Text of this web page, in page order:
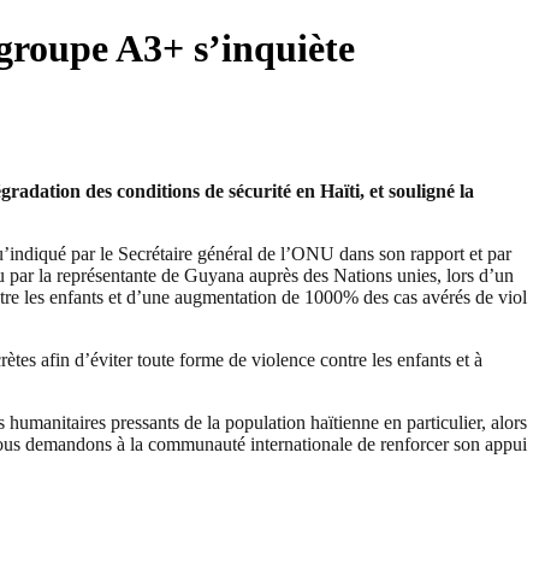
A3+ s’inquiète
des conditions de sécurité en Haïti, et souligné la
par le Secrétaire général de l’ONU dans son rapport et par
la représentante de Guyana auprès des Nations unies, lors d’un
enfants et d’une augmentation de 1000% des cas avérés de viol
afin d’éviter toute forme de violence contre les enfants et à
pressants de la population haïtienne en particulier, alors
demandons à la communauté internationale de renforcer son appui